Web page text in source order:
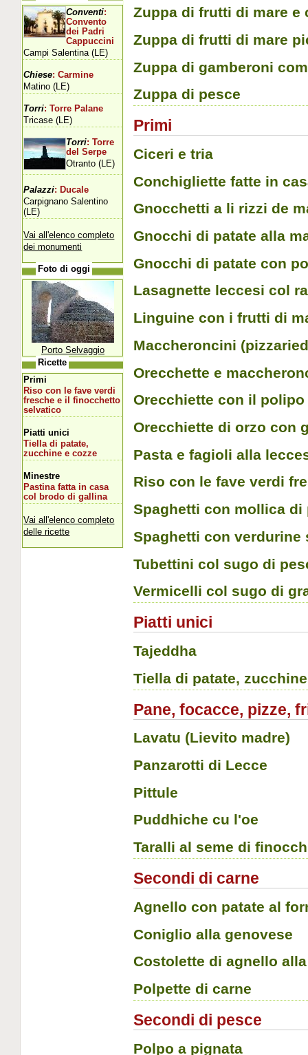
Zuppa di frutti di mare
Zuppa di frutti di mare
Zuppa di gamberoni
Zuppa di pesce
Primi
Ciceri e tria
Conchigliette fatte in
Gnocchetti a li rizzi de
Gnocchi di patate alla
Gnocchi di patate con
Lasagnette leccesi col
Linguine con i frutti di
Maccheroncini
Orecchette e
Orecchiette con il
Orecchiette di orzo con
Pasta e fagioli alla
Riso con le fave verdi
Spaghetti con mollica di
Spaghetti con verdurine
Tubettini col sugo di
Vermicelli col sugo di
Piatti unici
Tajeddha
Tiella di patate,
Pane, focacce, pizze,
Lavatu (Lievito madre)
Panzarotti di Lecce
Pittule
Puddhiche cu l'oe
Taralli al seme di
Secondi di carne
Agnello con patate al
Coniglio alla genovese
Costolette di agnello
Polpette di carne
Secondi di pesce
Polpo a pignata
Conventi:
Convento
dei Padri
Cappuccini
Campi Salentina (LE)
Chiese: Carmine
Matino (LE)
Torri: Torre Palane
Tricase (LE)
Torri: Torre
del Serpe
Otranto (LE)
Palazzi: Ducale
Carpignano Salentino
(LE)
Vai all'elenco completo
dei monumenti
Foto di oggi
Porto Selvaggio
Ricette
Primi
Riso con le fave verdi
fresche e il finocchetto
selvatico
Piatti unici
Tiella di patate,
zucchine e cozze
Minestre
Pastina fatta in casa
col brodo di gallina
Vai all'elenco completo
delle ricette